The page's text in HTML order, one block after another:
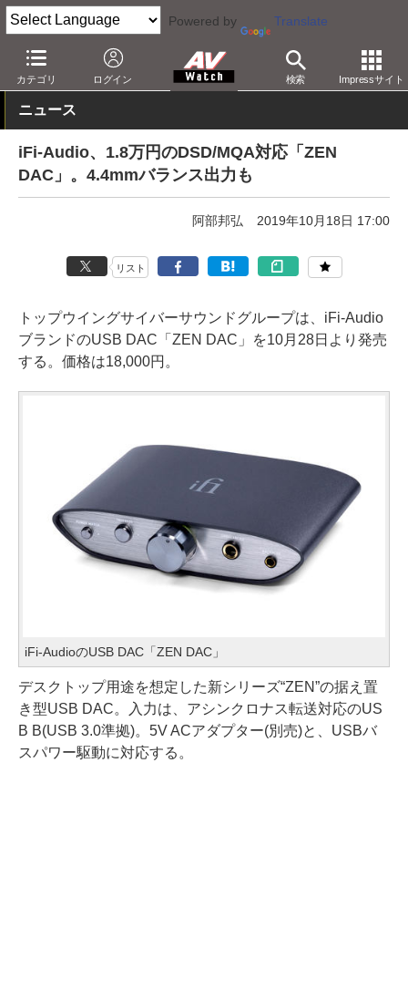
Powered by Translate
カテゴリ ログイン 検索 Impressサイト
AV Watch 製品 USB DAC
ニュース
iFi-Audio、1.8万円のDSD/MQA対応「ZEN
DAC」。4.4mmバランス出力も
阿部邦弘 2019年10月18日 17:00
リスト
トップウイングサイバーサウンドグループは、iFi-Audio
ブランドのUSB DAC「ZEN DAC」を10月28日より発売
する。価格は18,000円。
iFi-AudioのUSB DAC「ZEN DAC」
デスクトップ用途を想定した新シリーズ“ZEN”の据え置
き型USB DAC。入力は、アシンクロナス転送対応のUS
B B(USB 3.0準拠)。5V ACアダプター(別売)と、USBバ
スパワー駆動に対応する。